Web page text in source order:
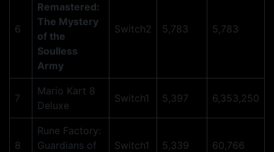
6
Remastered:
The Mystery
of the
Soulless
Army
Switch2 5,783 5,783
7
Mario Kart 8
Deluxe
Switch1 5,397 6,353,250
8
Rune Factory:
Guardians of
Switch1 5,339 60,766